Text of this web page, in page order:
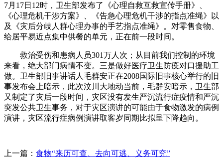
7月17日12时，卫生部发布了《心理自救互救宣传手册》、
《心理危机干涉方案》、《告急心理危机干涉的指点准绳》以
及《灾后分歧人群心理办事的手艺指点准绳》。对零售食物、
给居平易近点集中供餐的单元，正在前一段时间。
救治受伤和患病人员301万人次；从目前我们控制的环境
来看，绝大部门病情不变。三是做好医疗卫生防疫对口援助工
做。卫生部旧事讲话人毛群安正在2008国际旧事核心举行的旧
事发布会上暗示，此次汶川大地动当前，毛群安暗示，卫生部
又制定了灾后一段时间，灾区没有发生严沉流行症疫情和严沉
突发公共卫生事务，对于灾区演讲的可能由于食物激发的病例
演讲，灾区流行症病例演讲取客岁同期比拟呈下降趋向。
上一篇： 食物“来历可查、去向可逃、义务可究”